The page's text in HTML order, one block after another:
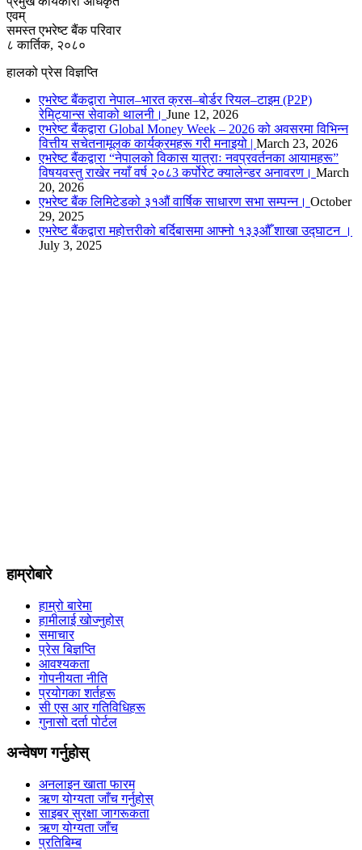
एवम्
समस्त एभरेष्ट बैंक परिवार
८ कार्तिक, २०८०
हालको प्रेस विज्ञप्ति
एभरेष्ट बैंकद्वारा नेपाल–भारत क्रस–बोर्डर रियल–टाइम (P2P)
रेमिट्यान्स सेवाको थालनी। June 12, 2026
एभरेष्ट बैंकद्वारा Global Money Week – 2026 को अवसरमा विभिन्न
वित्तीय सचेतनामूलक कार्यक्रमहरू गरी मनाइयो | March 23, 2026
एभरेष्ट बैंकद्वारा “नेपालको विकास यात्राः नवप्रवर्तनका आयामहरू”
विषयवस्तु राखेर नयाँ वर्ष २०८3 कर्पोरेट क्यालेन्डर अनावरण। March
20, 2026
एभरेष्ट बैंक लिमिटेडको ३१औं वार्षिक साधारण सभा सम्पन्न। October
29, 2025
एभरेष्ट बैंकद्वारा महोत्तरीको बर्दिबासमा आफ्नो १३३औँ शाखा उद्घाटन ।
July 3, 2025
हाम्रोबारे
हाम्रो बारेमा
हामीलाई खोज्नुहोस्
समाचार
प्रेस बिज्ञप्ति
आवश्यकता
गोपनीयता नीति
प्रयोगका शर्तहरू
सी एस आर गतिविधिहरू
गुनासो दर्ता पोर्टल
अन्वेषण गर्नुहोस्
अनलाइन खाता फारम
ऋण योग्यता जाँच गर्नुहोस्
साइबर सुरक्षा जागरूकता
ऋण योग्यता जाँच
प्रतिबिम्ब